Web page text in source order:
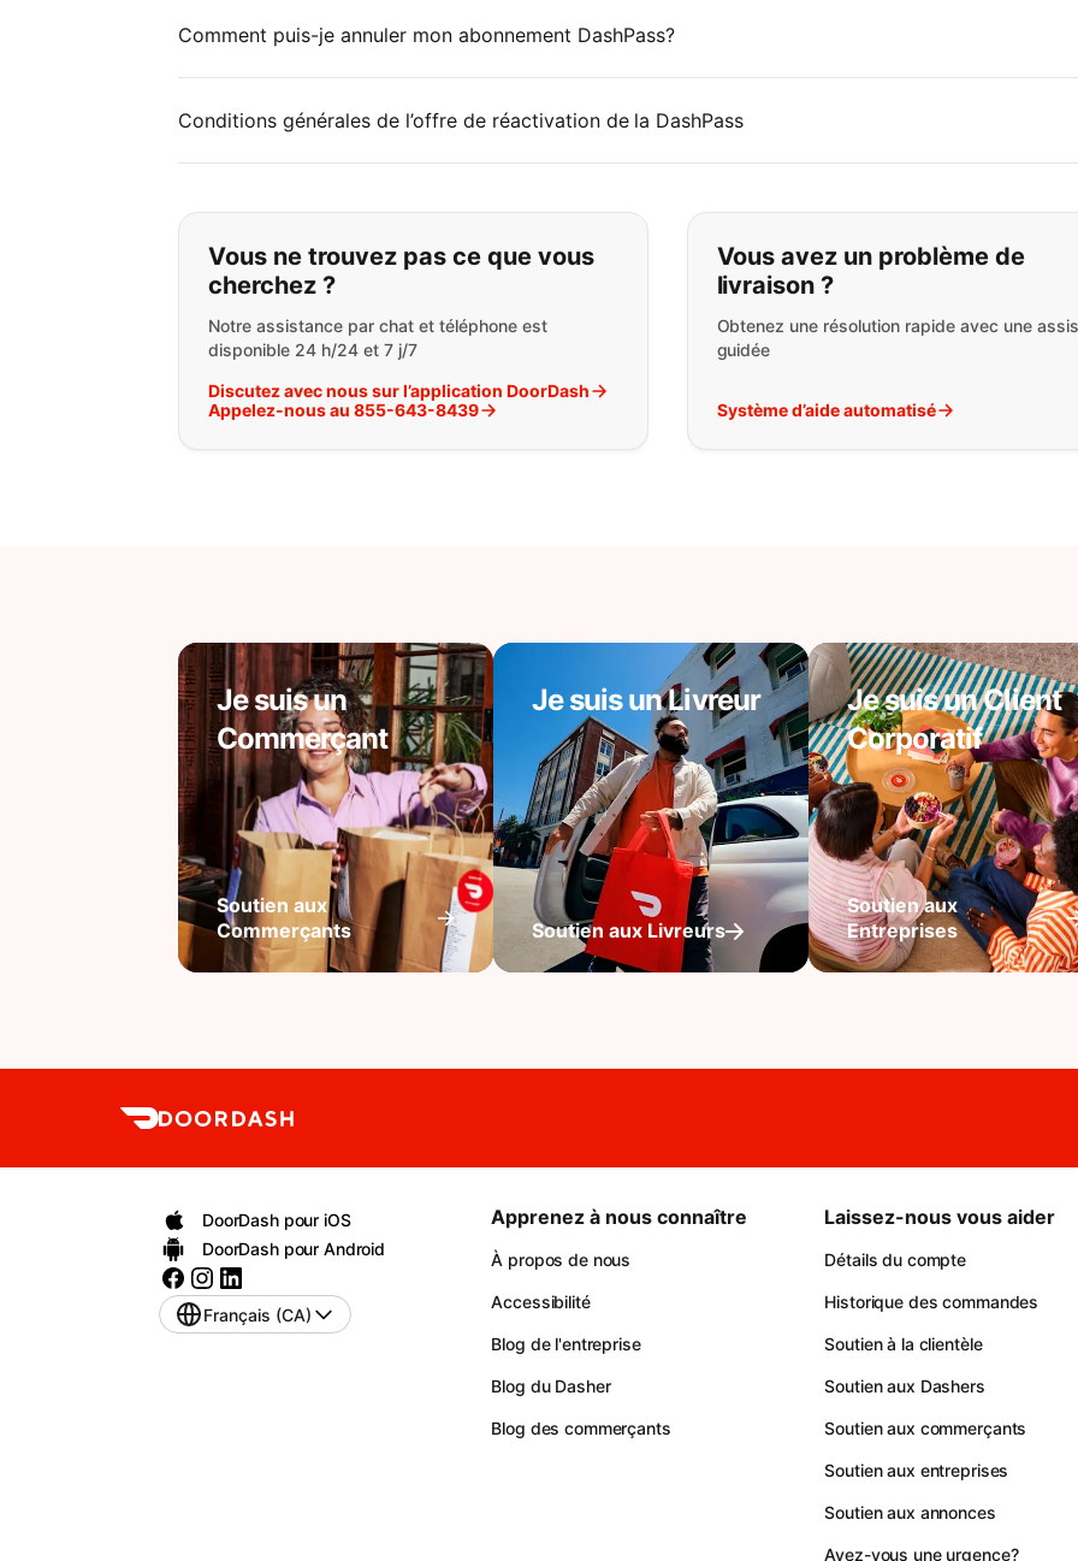
Comment puis-je annuler mon abonnement DashPass?
Conditions générales de l’offre de réactivation de la DashPass
Si vous ne trouvez pas ce que vous cherchez:
Vous ne trouvez pas ce que vous
cherchez ?
Notre assistance par chat et téléphone est
disponible 24 h/24 et 7 j/7
Discutez avec nous sur l’application DoorDash
Appelez-nous au 855-643-8439
Vous avez un problème de
livraison ?
Obtenez une résolution rapide avec une
guidée
Système d’aide automatisé
Je suis un
Commerçant
Soutien aux
Commerçants
Je suis un Livreur
Soutien aux Livreurs
Je suis un Client
Corporatif
Soutien aux
Entreprises
DoorDash pour iOS
DoorDash pour Android
Français (CA)
Apprenez à nous connaître
À propos de nous
Accessibilité
Blog de l'entreprise
Blog du Dasher
Blog des commerçants
Laissez-nous vous aider
Détails du compte
Historique des commandes
Soutien à la clientèle
Soutien aux Dashers
Soutien aux commerçants
Soutien aux entreprises
Soutien aux annonces
Avez-vous une urgence?